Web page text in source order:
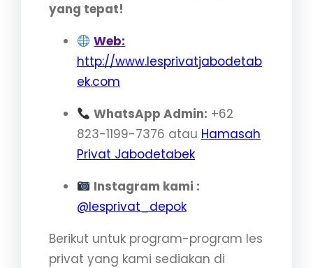
yang tepat!
Web:
http://www.lesprivatjabodetab
ek.com
WhatsApp Admin: +62
823-1199-7376 atau Hamasah
Privat Jabodetabek
Instagram kami :
@lesprivat_depok
Berikut untuk program-program les
privat yang kami sediakan di